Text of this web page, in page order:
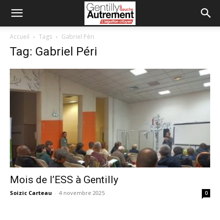
Accueil Tags Gabriel Péri
Tag: Gabriel Péri
Mois de l’ESS à Gentilly
Soizic Carteau - 4 novembre 2025 0